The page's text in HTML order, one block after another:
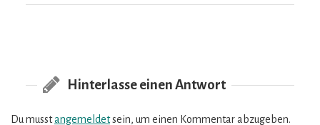
Hinterlasse einen Antwort
Du musstangemeldetsein, um einen Kommentar abzugeben.